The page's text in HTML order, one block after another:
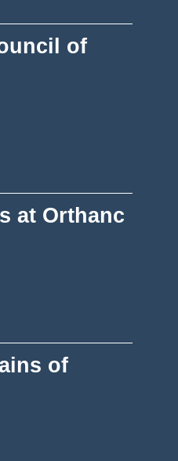
of
at Orthanc
of